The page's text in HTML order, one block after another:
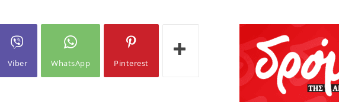
Viber WhatsApp Pinterest